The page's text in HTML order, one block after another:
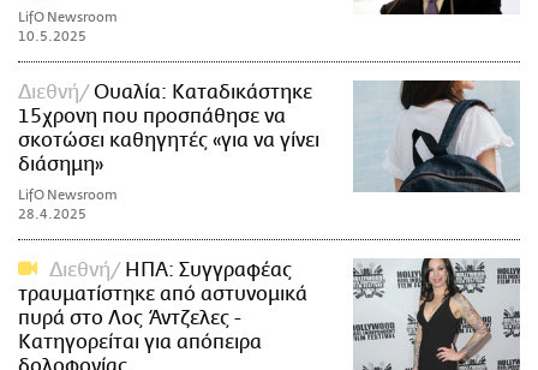
LifO Newsroom
10.5.2025
Διεθνή
Ουαλία: Καταδικάστηκε
15χρονη που προσπάθησε να
σκοτώσει καθηγητές «για να γίνει
διάσημη»
LifO Newsroom
28.4.2025
Διεθνή
ΗΠΑ: Συγγραφέας
τραυματίστηκε από αστυνομικά
πυρά στο Λος Άντζελες -
Κατηγορείται για απόπειρα